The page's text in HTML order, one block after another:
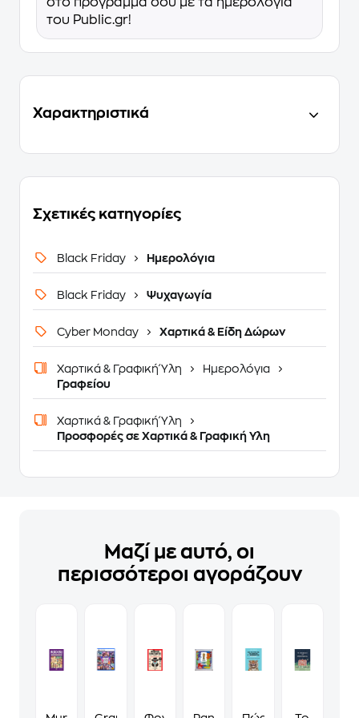
του Public.gr!
Χαρακτηριστικά
Σχετικές κατηγορίες
Black Friday Ημερολόγια
Black Friday Ψυχαγωγία
Cyber Monday Χαρτικά & Είδη Δώρων
Χαρτικά & Γραφική Ύλη
Ημερολόγια
Γραφείου
Χαρτικά & Γραφική Ύλη
Προσφορές σε Χαρτικά & Γραφική Υλη
Μαζί με αυτό, οι
περισσότεροι αγοράζουν